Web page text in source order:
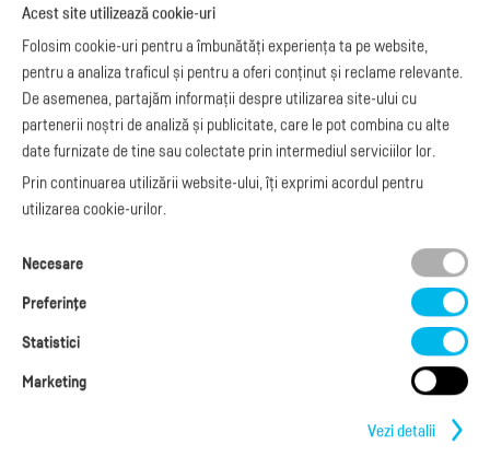
Exemple de facturi
Model factură
Manual de
facturare
Legislaţie facturi
Facturare online
blog.factureaza.ro
e-Factura B2C
API e-Factura
e-Transport
Integrare Stripe
Integrare
SmartFintech
Integrare PrestaShop
ajutor?
L-V: 09:00 - 17:00
0368 409 233
office@factureaza.ro
Acest site utilizează cookie-uri
Folosim cookie-uri pentru a îmbunătăți experiența ta pe website,
pentru a analiza traficul și pentru a oferi conținut și reclame relevante.
De asemenea, partajăm informații despre utilizarea site-ului cu
partenerii noștri de analiză și publicitate, care le pot combina cu alte
date furnizate de tine sau colectate prin intermediul serviciilor lor.
Prin continuarea utilizării website-ului, îți exprimi acordul pentru
utilizarea cookie-urilor.
Necesare
Preferinţe
Statistici
Marketing
Vezi detalii